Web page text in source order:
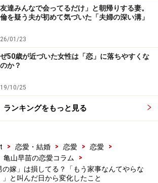
んどん重くなっていったと彼女は言
夫の浮気が発覚。サツキさんはとうと
やらないって叫んでしまいました。い
歳になりますが、着ていく洋服さえ自
て『ママー』と言うくらいですから。
。義母も私の剣幕に驚いていましたか
友達みんなで会ってるだけ」と朝帰りする妻。
を疑う夫が初めて気づいた「夫婦の深い溝」
01/23
50歳が近づいた女性は「恋」に落ちやすくな
か？
10/25
ランキングをもっと見る
> 恋愛・結婚 > 恋愛 > 恋愛
>
亀山早苗の恋愛コラム
>
嫁」は損してる？「もう家事なんてやらな
」と叫んだ日から変化したこと